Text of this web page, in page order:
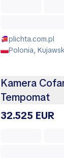
plichta.com.pl
Polonia,
Kamera
Tempomat
32.525 EUR